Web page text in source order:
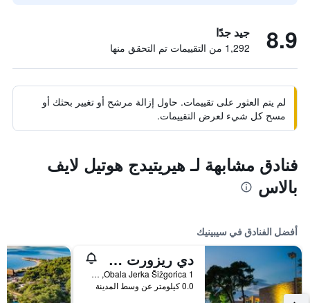
8.9 جيد جدًا
1,292 من التقييمات تم التحقق منها
لم يتم العثور على تقييمات. حاول إزالة مرشح أو تغيير بحثك أو
مسح كل شيء لعرض التقييمات.
فنادق مشابهة لـ هيريتيدج هوتيل لايف
بالاس
أفضل الفنادق في سيبينيك
دي ريزورت سيبينيك
Obala Jerka Šižgorica 1, سيبينيك, كرواتيا
0.0 كيلومتر عن وسط المدينة